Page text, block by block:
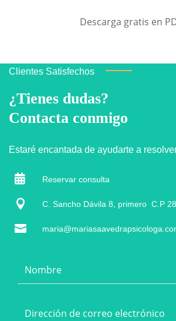
Descarga gratis en
Clientes Satisfechos
¿Tienes dudas?
Contacta conmigo
Estaré encantada de ayudarte a
 Reservar consulta
 C. Sancho Dávila 8, primero C.P
